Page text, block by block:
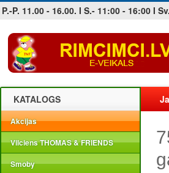
P.-P. 11.00 - 16.00. I S.- 11:00 - 16:00 I
Jobs at sea and maritime vacancies
KATALOGS
Akcijas
Vilciens THOMAS & FRIENDS
Smoby